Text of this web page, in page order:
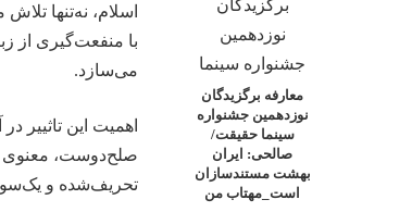
معارفه برگزیدگان
نوزدهمین جشنواره
سینما حقیقت/
صالحی: ایران
بهشت مستندسازان
است_مهتاب من
اسلام، نه‌تنها
با منفعت‌گیری از
می‌سازد.
اهمیت این تاثییر
صلح‌دوست، معنوی و
تحریف‌شده و